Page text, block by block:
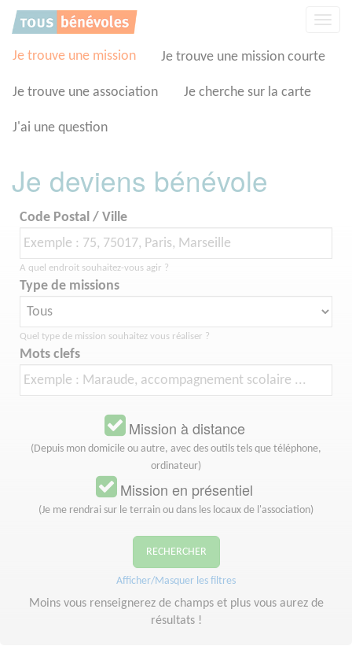
Je trouve une mission Je trouve une mission courte
Je trouve une association Je cherche sur la carte
J'ai une question
Je deviens bénévole
Code Postal / Ville
A quel endroit souhaitez-vous agir ?
Type de missions
Quel type de mission souhaitez vous réaliser ?
Mots clefs
Mission à distance
(Depuis mon domicile ou autre, avec des outils tels que téléphone,
ordinateur)
Mission en présentiel
(Je me rendrai sur le terrain ou dans les locaux de l'association)
RECHERCHER
Afficher/Masquer les filtres
Moins vous renseignerez de champs et plus vous aurez de
résultats !
Panneau de gestion des cookies